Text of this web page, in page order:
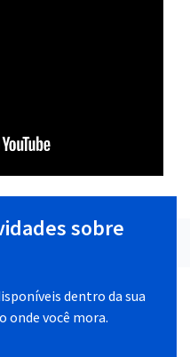
sobre
dentro da sua
onde você mora.